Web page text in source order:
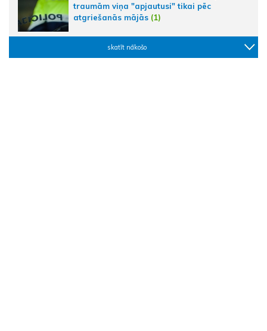
traumām viņa "apjautusi" tikai pēc
atgriešanās mājās (1)
skatīt nākošo